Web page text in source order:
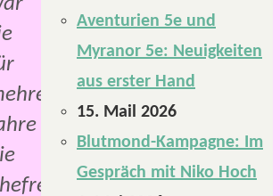
Aventurien 5e und
Myranor 5e: Neuigkeiten
aus erster Hand
15. Mail 2026
Blutmond-Kampagne: Im
Gespräch mit Niko Hoch